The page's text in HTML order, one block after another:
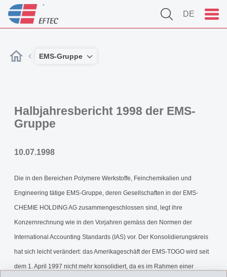
DE
EMS-Gruppe
Halbjahresbericht 1998 der EMS-
Gruppe
10.07.1998
Die in den Bereichen Polymere Werkstoffe, Feinchemikalien und
Engineering tätige EMS-Gruppe, deren Gesellschaften in der EMS-
CHEMIE HOLDING AG zusammengeschlossen sind, legt ihre
Konzernrechnung wie in den Vorjahren gemäss den Normen der
International Accounting Standards (IAS) vor. Der Konsolidierungskreis
hat sich leicht verändert: das Amerikageschäft der EMS-TOGO wird seit
dem 1. April 1997 nicht mehr konsolidiert, da es im Rahmen einer